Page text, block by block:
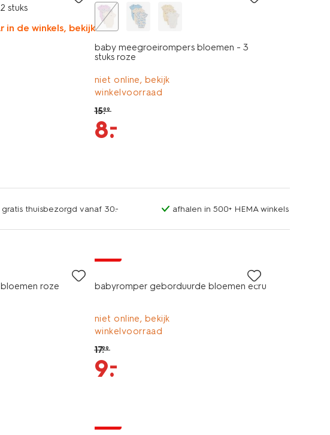
stuks
in de winkels, bekijk
baby meegroeirompers bloemen - 3
stuks roze
niet online, bekijk
winkelvoorraad
15.99
8.
–
gratis thuisbezorgd vanaf 30.- afhalen in 500+ HEMA winkels
roze babyromper geborduurde bloemen ecru
niet online, bekijk
winkelvoorraad
17.99
9.
–